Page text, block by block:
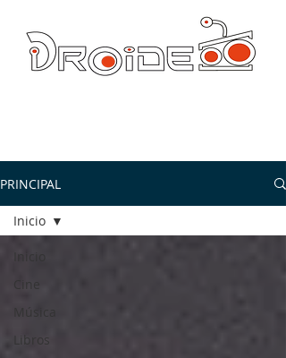
PRINCIPAL
Inicio
Libros
Inicio